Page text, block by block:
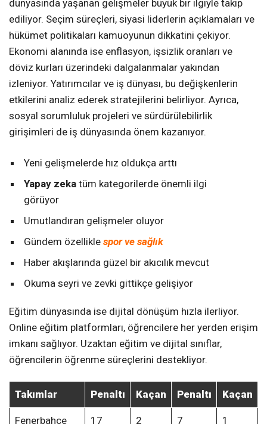
dünyasında yaşanan gelişmeler büyük bir ilgiyle takip
ediliyor. Seçim süreçleri, siyasi liderlerin açıklamaları ve
hükümet politikaları kamuoyunun dikkatini çekiyor.
Ekonomi alanında ise enflasyon, işsizlik oranları ve
döviz kurları üzerindeki dalgalanmalar yakından
izleniyor. Yatırımcılar ve iş dünyası, bu değişkenlerin
etkilerini analiz ederek stratejilerini belirliyor. Ayrıca,
sosyal sorumluluk projeleri ve sürdürülebilirlik
girişimleri de iş dünyasında önem kazanıyor.
Yeni gelişmelerde hız oldukça arttı
Yapay zeka tüm kategorilerde önemli ilgi
görüyor
Umutlandıran gelişmeler oluyor
Gündem özellikle spor ve sağlık
Haber akışlarında güzel bir akıcılık mevcut
Okuma seyri ve zevki gittikçe gelişiyor
Eğitim dünyasında ise dijital dönüşüm hızla ilerliyor.
Online eğitim platformları, öğrencilere her yerden erişim
imkanı sağlıyor. Uzaktan eğitim ve dijital sınıflar,
öğrencilerin öğrenme süreçlerini destekliyor.
Takımlar Penaltı Kaçan Penaltı Kaçan
Fenerbahçe 17 2 7 1